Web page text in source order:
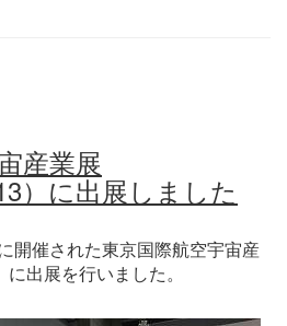
産業展
）に出展しました
開催された東京国際航空宇宙産
出展を行いました。